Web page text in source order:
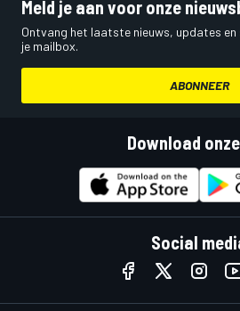
Meld je aan voor onze
Ontvang het laatste nieuws, updates
je mailbox.
ABONNEER
Download
Social